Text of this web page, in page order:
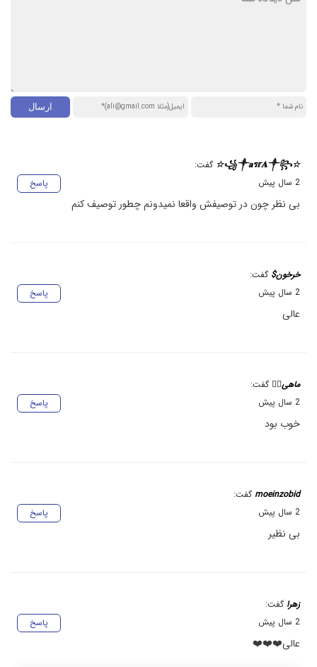
☆꧁༒𝐚ร𝕣𝐀༒꧂☆
گفت:
پاسخ
2 سال پیش
بی نظر چون در توصیفش واقعا نمیدونم چطور توصیف کنم
خرخون$ گفت:
پاسخ
2 سال پیش
عالی
ماهی❤️‍🔥 گفت:
پاسخ
2 سال پیش
خوب بود
moeinzobid گفت:
پاسخ
2 سال پیش
بی نظیر
زهرا گفت:
پاسخ
2 سال پیش
عالی❤️❤️❤️